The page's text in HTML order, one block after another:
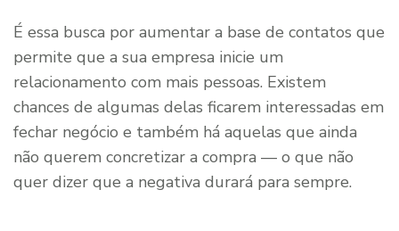
É essa busca por aumentar a base de contatos que
permite que a sua empresa inicie um
relacionamento com mais pessoas. Existem
chances de algumas delas ficarem interessadas em
fechar negócio e também há aquelas que ainda
não querem concretizar a compra — o que não
quer dizer que a negativa durará para sempre.